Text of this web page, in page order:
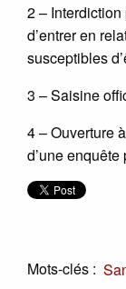
2 –
d’entrer en
susceptibles
3 – Saisine
4 – Ouverture
d’une
Mots-clés :